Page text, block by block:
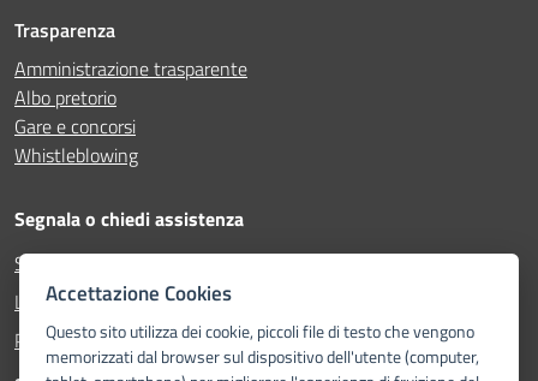
Trasparenza
Amministrazione trasparente
Albo pretorio
Gare e concorsi
Whistleblowing
Segnala o chiedi assistenza
Segnala disservizio
Leggi le domande frequenti
Prenota appuntamento
Accettazione Cookies
Questo sito utilizza dei cookie, piccoli file di testo che vengono
memorizzati dal browser sul dispositivo dell'utente (computer,